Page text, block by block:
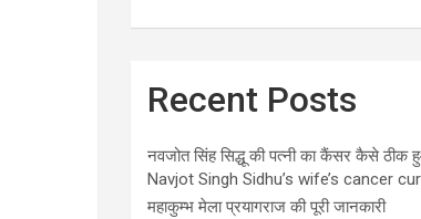
Recent Posts
नवजोत सिंह सिद्धू की पत्नी का कैंसर कैसे
Navjot Singh Sidhu’s wife’s cancer
महाकुम्भ मेला प्रयागराज की पूरी जानकारी